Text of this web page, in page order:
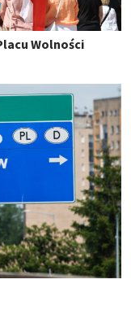
Wolności